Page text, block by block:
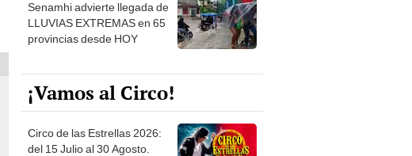
Senamhi advierte llegada de
LLUVIAS EXTREMAS en 65
provincias desde HOY
¡Vamos al Circo!
Circo de las Estrellas 2026:
del 15 Julio al 30 Agosto.